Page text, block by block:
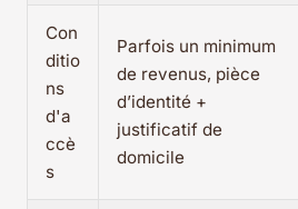
Con
ditio
ns
d'a
ccè
s
Parfois un minimum
de revenus, pièce
d’identité +
justificatif de
domicile